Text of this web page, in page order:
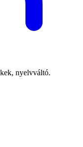
nyelvváltó.